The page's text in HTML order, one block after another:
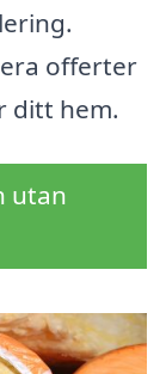
offerter
ditt hem.
utan